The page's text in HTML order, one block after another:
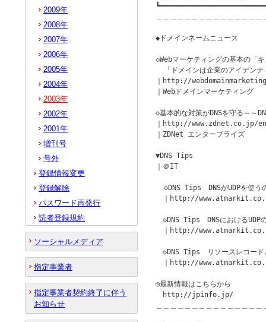
◆ドメインネームニュース　
◇Webマーケティングの基本の「
「ドメインは企業のアイデンテ
｜http://
｜Webドメインマーケティング
◇基本的な対策がDNSを守る～～
｜http://www.zdnet.co.jp/
｜ZDNet エンタープライズ
▼DNS Tips
｜＠IT
◇DNS Tips　DNSがUDPを使う
｜http://
◇DNS Tips　DNSにおけるUDP
｜http://
◇DNS Tips　リソースレコード
｜http://
◎最新情報はこちらから
http://jpinfo.jp/
2009年
2008年
2007年
2006年
2005年
2004年
2003年
2002年
2001年
増刊号
号外
登録情報変更
登録解除
パスワード再発行
読者登録規約
ソーシャルメディア
指定事業者
指定事業者契約終了に伴う
お知らせ